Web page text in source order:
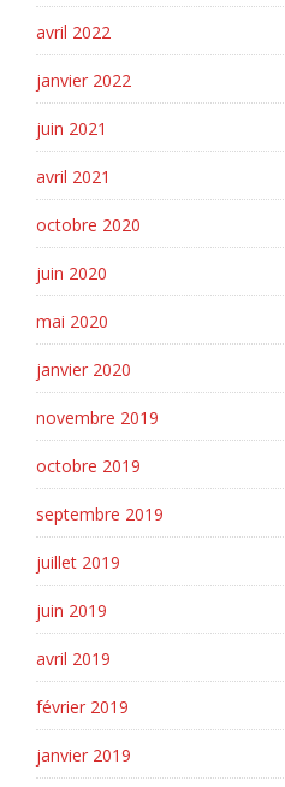
avril 2022
janvier 2022
juin 2021
avril 2021
octobre 2020
juin 2020
mai 2020
janvier 2020
novembre 2019
octobre 2019
septembre 2019
juillet 2019
juin 2019
avril 2019
février 2019
janvier 2019